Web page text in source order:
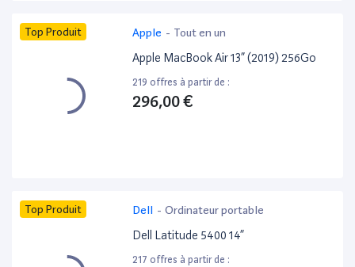
Top Produit Apple - Tout en un
Apple MacBook Air 13” (2019) 256Go
219 offres à partir de :
296,00 €
Top Produit Dell - Ordinateur portable
Dell Latitude 5400 14”
217 offres à partir de :